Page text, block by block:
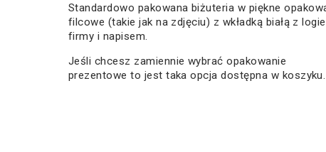
Standardowo pakowana biżuteria w piękne
filcowe (takie jak na zdjęciu) z wkładką białą z
firmy i napisem.
Jeśli chcesz zamiennie wybrać opakowanie
prezentowe to jest taka opcja dostępna w koszyku.